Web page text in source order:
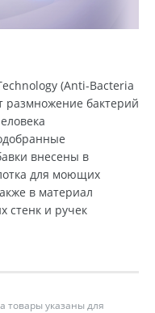
(Anti-Bacteria
размножение бактерий
внесены в
для моющих
в материал
стенк и ручек
указаны для